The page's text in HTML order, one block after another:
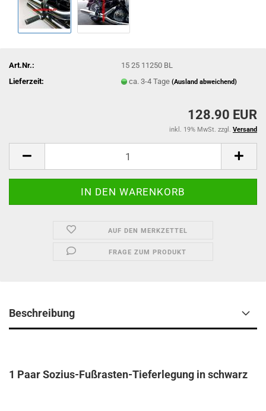
Art.Nr.:
15 25 11250 BL
Lieferzeit:
ca. 3-4 Tage(Ausland abweichend)
128.90 EUR
inkl. 19% MwSt. zzgl. Versand
AUF DEN MERKZETTEL
FRAGE ZUM PRODUKT
Beschreibung
1 Paar Sozius-Fußrasten-Tieferlegung in schwarz